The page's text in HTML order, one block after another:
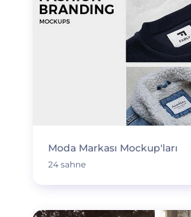
Moda Markası Mockup'ları
24 sahne